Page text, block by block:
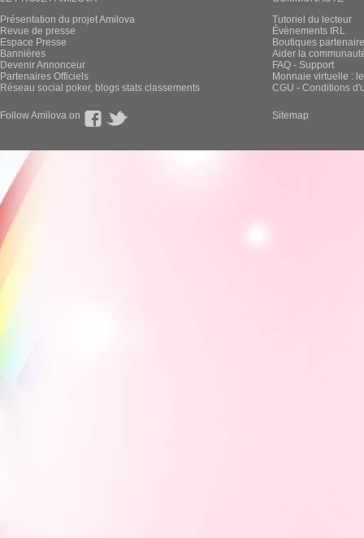
Présentation du projet Amilova
Revue de presse
Espace Presse
Bannières
Devenir Annonceur
Partenaires Officiels
Réseau social poker, blogs stats classements
Tutoriel du lecteur
Évènements IRL
Boutiques
Aider la
FAQ - Support
Monnaie virtuelle :
CGU - Conditions
Follow Amilova on Sitemap